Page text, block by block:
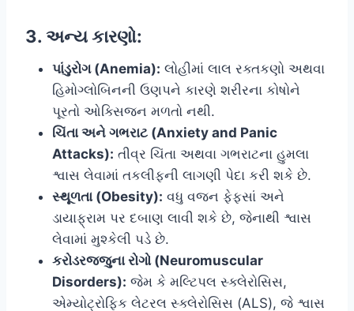
3. અન્ય કારણો:
પાંડુરોગ (Anemia): લોહીમાં લાલ રક્તકણો અથવા
હિમોગ્લોબિનની ઉણપને કારણે શરીરના કોષોને
પૂરતો ઓક્સિજન મળતો નથી.
ચિંતા અને ગભરાટ (Anxiety and Panic
Attacks): તીવ્ર ચિંતા અથવા ગભરાટના હુમલા
શ્વાસ લેવામાં તકલીફની લાગણી પેદા કરી શકે છે.
સ્થૂળતા (Obesity): વધુ વજન ફેફસાં અને
ડાયાફ્રામ પર દબાણ લાવી શકે છે, જેનાથી શ્વાસ
લેવામાં મુશ્કેલી પડે છે.
કરોડરજ્જુના રોગો (Neuromuscular
Disorders): જેમ કે મલ્ટિપલ સ્ક્લેરોસિસ,
એમ્યોટ્રોફિક લેટરલ સ્ક્લેરોસિસ (ALS), જે શ્વાસ